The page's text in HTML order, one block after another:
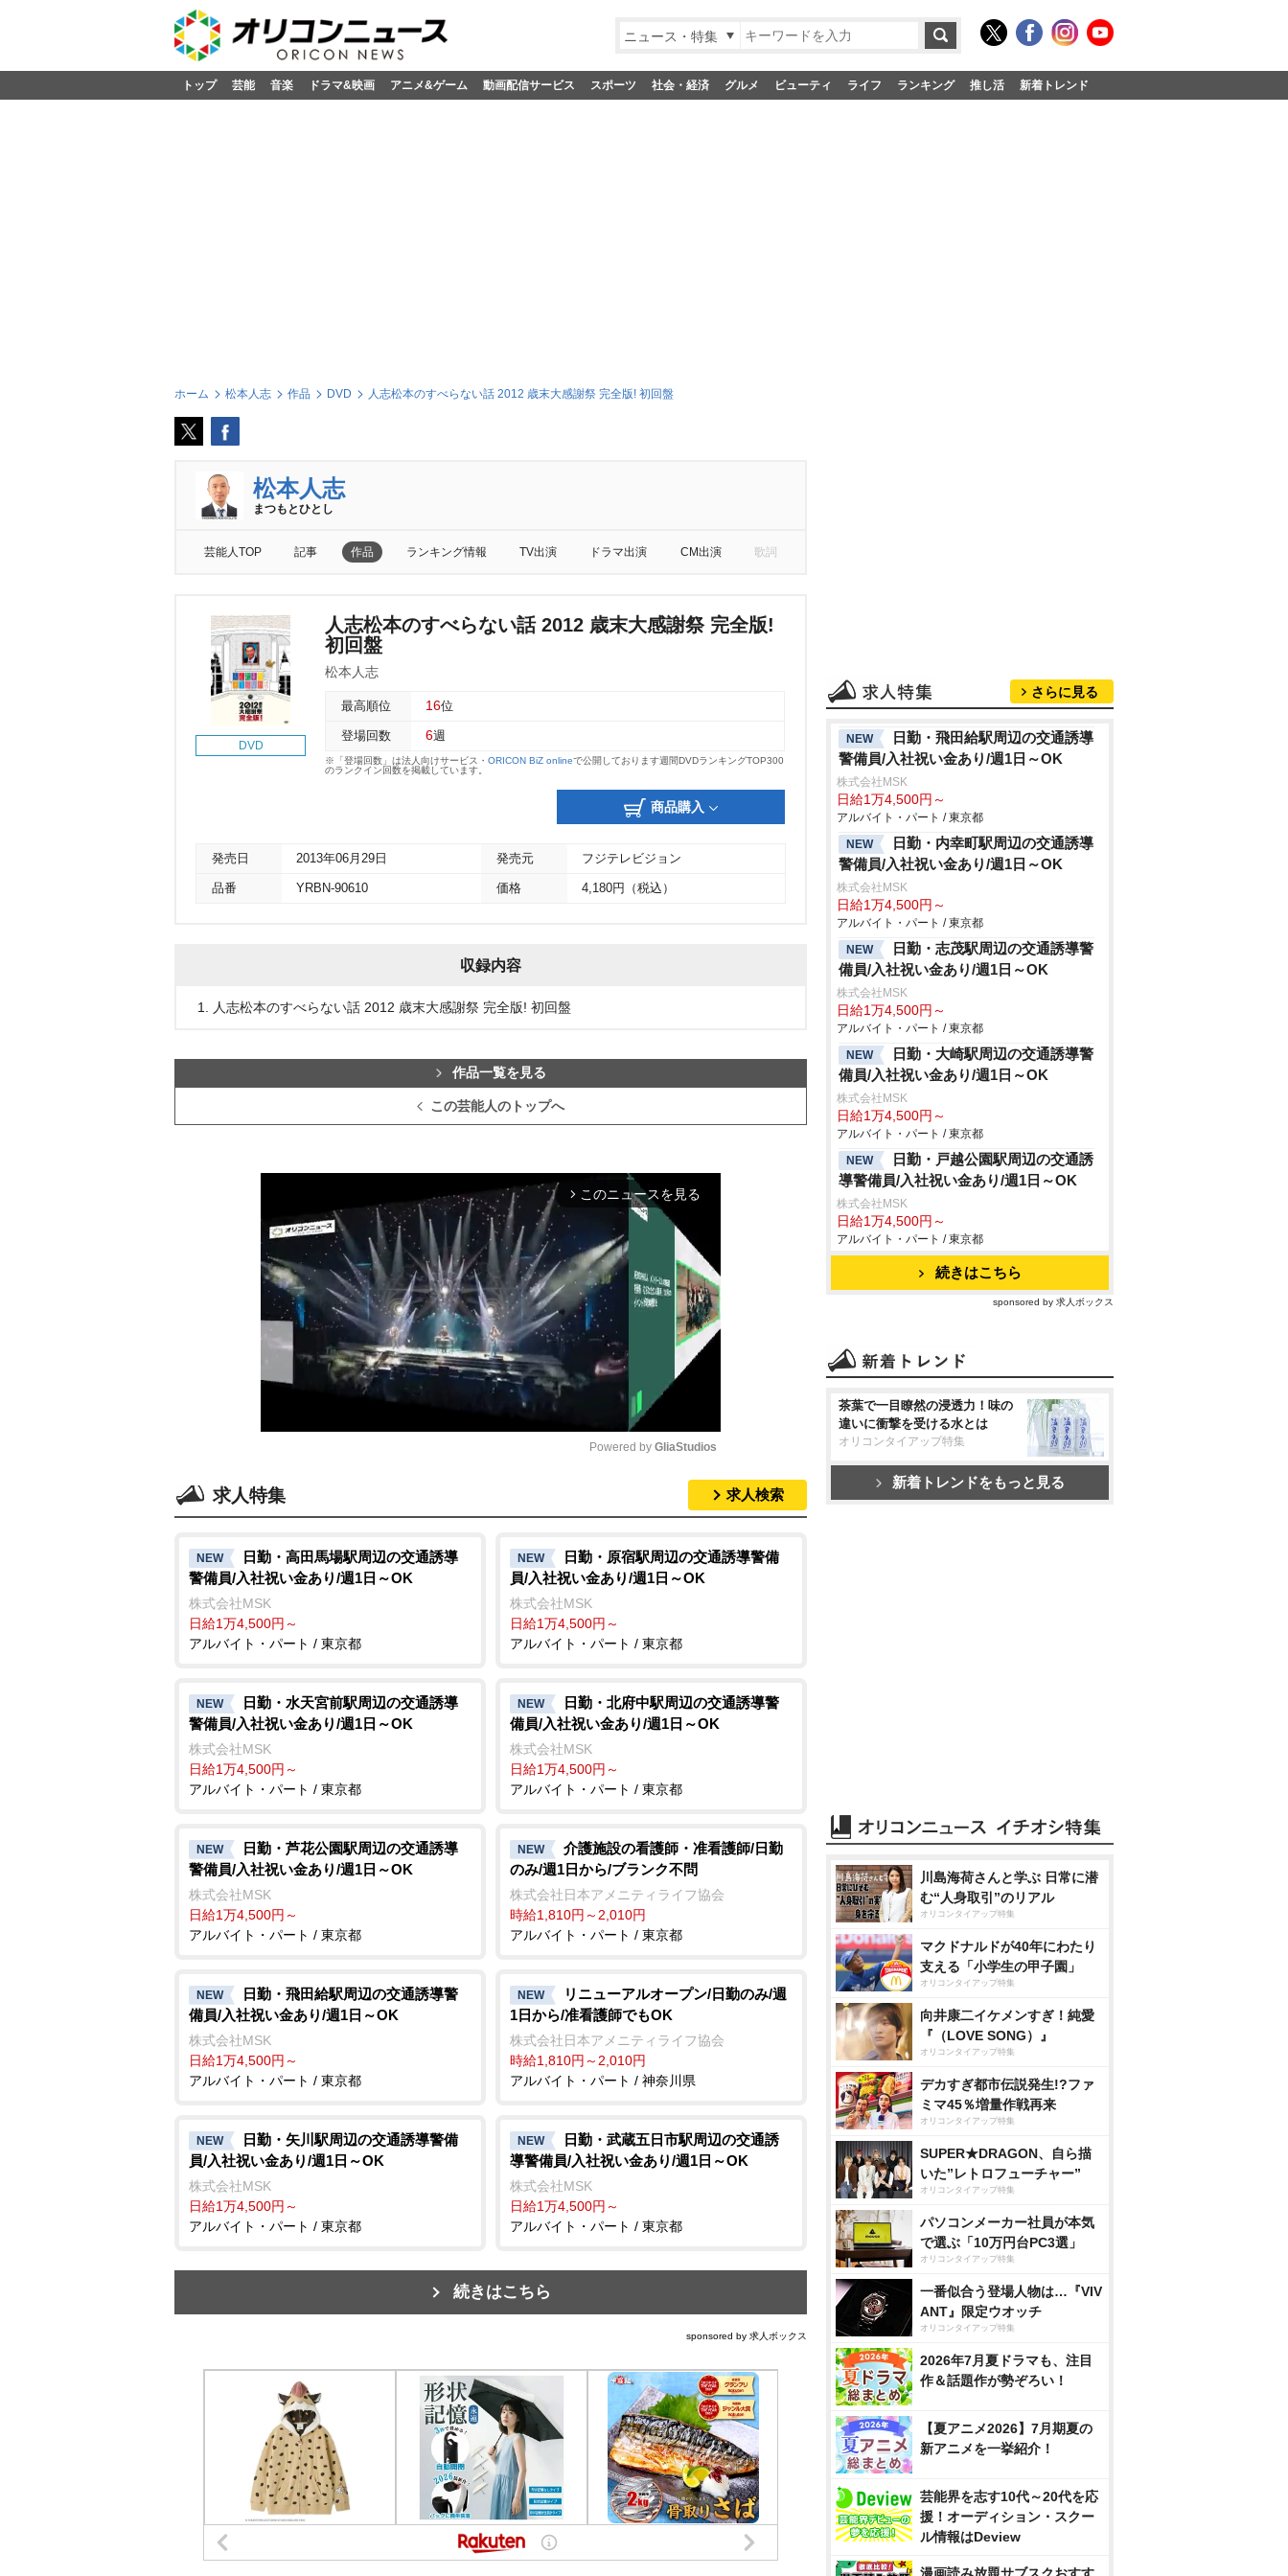
ニュース・特集
トップ 芸能 音楽 ドラマ&映画 アニメ&ゲーム 動画配信サービス スポーツ 社会・経済 グルメ ビューティ ライフ ランキング 推し活 新着トレンド
ホーム 松本人志 作品 DVD 人志松本のすべらない話 2012 歳末大感謝祭 完全版! 初回盤
松本人志
まつもとひとし
芸能人TOP 記事 作品 ランキング情報 TV出演 ドラマ出演 CM出演 歌詞
DVD
人志松本のすべらない話 2012 歳末大感謝祭 完全版!
初回盤
松本人志
最高順位 16位
登場回数 6週
※「登場回数」は法人向けサービス・ ORICON BiZ onlineで公開しております週間DVDランキングTOP300
のランクイン回数を掲載しています。
商品購入
発売日 2013年06月29日 発売元 フジテレビジョン
品番 YRBN-90610 価格 4,180円（税込）
収録内容
1. 人志松本のすべらない話 2012 歳末大感謝祭 完全版! 初回盤
作品一覧を見る
この芸能人のトップへ
arrow_forward_ios このニュースを見る
t
e
Powered by GliaStudios
求人特集 求人検索
NEW
日勤・高田馬場駅周辺の交通誘導
警備員/入社祝い金あり/週1日～OK
株式会社MSK
日給1万4,500円～
アルバイト・パート / 東京都
NEW
日勤・原宿駅周辺の交通誘導警備
員/入社祝い金あり/週1日～OK
株式会社MSK
日給1万4,500円～
アルバイト・パート / 東京都
NEW
日勤・水天宮前駅周辺の交通誘導
警備員/入社祝い金あり/週1日～OK
株式会社MSK
日給1万4,500円～
アルバイト・パート / 東京都
NEW
日勤・北府中駅周辺の交通誘導警
備員/入社祝い金あり/週1日～OK
株式会社MSK
日給1万4,500円～
アルバイト・パート / 東京都
NEW
日勤・芦花公園駅周辺の交通誘導
警備員/入社祝い金あり/週1日～OK
株式会社MSK
日給1万4,500円～
アルバイト・パート / 東京都
NEW
介護施設の看護師・准看護師/日勤
のみ/週1日から/ブランク不問
株式会社日本アメニティライフ協会
時給1,810円～2,010円
アルバイト・パート / 東京都
NEW
日勤・飛田給駅周辺の交通誘導警
備員/入社祝い金あり/週1日～OK
株式会社MSK
日給1万4,500円～
アルバイト・パート / 東京都
NEW
リニューアルオープン/日勤のみ/週
1日から/准看護師でもOK
株式会社日本アメニティライフ協会
時給1,810円～2,010円
アルバイト・パート / 神奈川県
NEW
日勤・矢川駅周辺の交通誘導警備
員/入社祝い金あり/週1日～OK
株式会社MSK
日給1万4,500円～
アルバイト・パート / 東京都
NEW
日勤・武蔵五日市駅周辺の交通誘
導警備員/入社祝い金あり/週1日～OK
株式会社MSK
日給1万4,500円～
アルバイト・パート / 東京都
続きはこちら
sponsored by 求人ボックス
さらに見る
NEW
日勤・飛田給駅周辺の交通誘導
警備員/入社祝い金あり/週1日～OK
株式会社MSK
日給1万4,500円～
アルバイト・パート / 東京都
NEW
日勤・内幸町駅周辺の交通誘導
警備員/入社祝い金あり/週1日～OK
株式会社MSK
日給1万4,500円～
アルバイト・パート / 東京都
NEW
日勤・志茂駅周辺の交通誘導警
備員/入社祝い金あり/週1日～OK
株式会社MSK
日給1万4,500円～
アルバイト・パート / 東京都
NEW
日勤・大崎駅周辺の交通誘導警
備員/入社祝い金あり/週1日～OK
株式会社MSK
日給1万4,500円～
アルバイト・パート / 東京都
NEW
日勤・戸越公園駅周辺の交通誘
導警備員/入社祝い金あり/週1日～OK
株式会社MSK
日給1万4,500円～
アルバイト・パート / 東京都
続きはこちら
sponsored by 求人ボックス
茶葉で一目瞭然の浸透力！味の
違いに衝撃を受ける水とは
オリコンタイアップ特集
新着トレンドをもっと見る
川島海荷さんと学ぶ 日常に潜
む“人身取引”のリアル
オリコンタイアップ特集
マクドナルドが40年にわたり
支える「小学生の甲子園」
オリコンタイアップ特集
向井康二イケメンすぎ！純愛
『（LOVE SONG）』
オリコンタイアップ特集
デカすぎ都市伝説発生!?ファ
ミマ45％増量作戦再来
オリコンタイアップ特集
SUPER★DRAGON、自ら描
いた”レトロフューチャー”
オリコンタイアップ特集
パソコンメーカー社員が本気
で選ぶ「10万円台PC3選」
オリコンタイアップ特集
一番似合う登場人物は…『VIV
ANT』限定ウオッチ
オリコンタイアップ特集
2026年7月夏ドラマも、注目
作＆話題作が勢ぞろい！
【夏アニメ2026】7月期夏の
新アニメを一挙紹介！
芸能界を志す10代～20代を応
援！オーディション・スクー
ル情報はDeview